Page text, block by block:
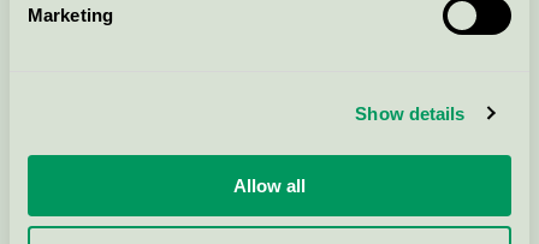
Marketing
Show details
Allow all